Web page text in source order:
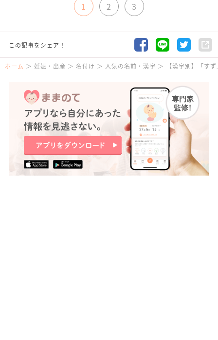
1 2 3
この記事をシェア！
ホーム 妊娠・出産 名付け 人気の名前・漢字 【漢字別】「す